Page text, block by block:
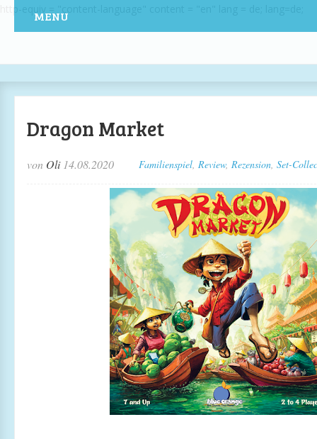
MENU
Dragon Market
von Oli 14.08.2020 Familienspiel, Review, Rezension, Set-